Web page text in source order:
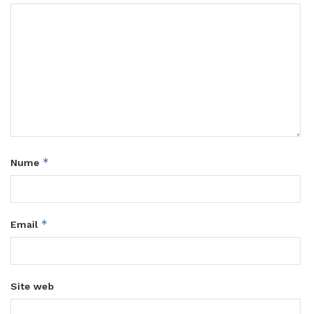
Nume *
Email *
Site web